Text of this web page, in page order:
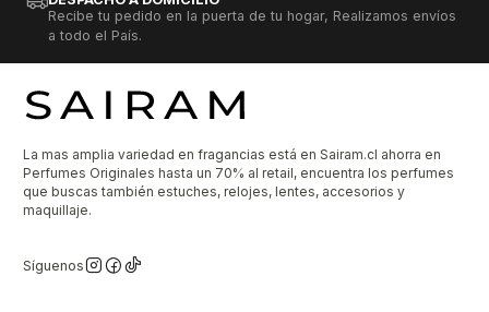
Recibe tu pedido en la puerta de tu hogar, Realizamos envíos
a todo el País.
La mas amplia variedad en fragancias está en Sairam.cl ahorra en
Perfumes Originales hasta un 70% al retail, encuentra los perfumes
que buscas también estuches, relojes, lentes, accesorios y
maquillaje.
Síguenos